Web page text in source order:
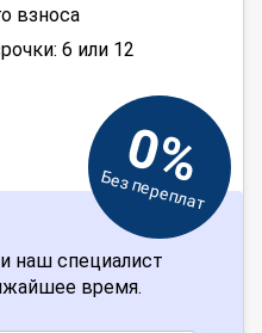
взноса
6 или 12
0%
Без переплат
наш специалист
время.